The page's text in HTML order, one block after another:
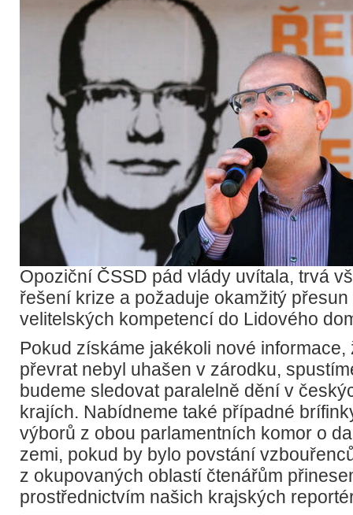
Opoziční ČSSD pád vlády uvítala, trvá
řešení krize a požaduje okamžitý
velitelských kompetencí do Lidového
Pokud získáme jakékoli nové
převrat nebyl uhašen v zárodku,
budeme sledovat paralelně dění v
krajích. Nabídneme také případné
výborů z obou parlamentních komor o
zemi, pokud by bylo povstání
z okupovaných oblastí čtenářům
prostřednictvím našich krajských